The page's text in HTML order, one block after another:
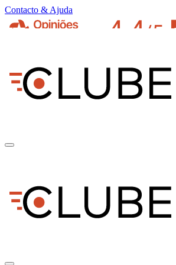
Contacto & Ajuda